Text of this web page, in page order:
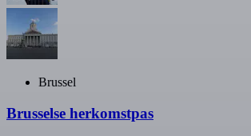
Brussel
Brusselse herkomstpas